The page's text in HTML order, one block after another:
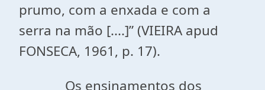
prumo, com a enxada e com a
serra na mão [....]” (VIEIRA apud
FONSECA, 1961, p. 17).
Os ensinamentos dos